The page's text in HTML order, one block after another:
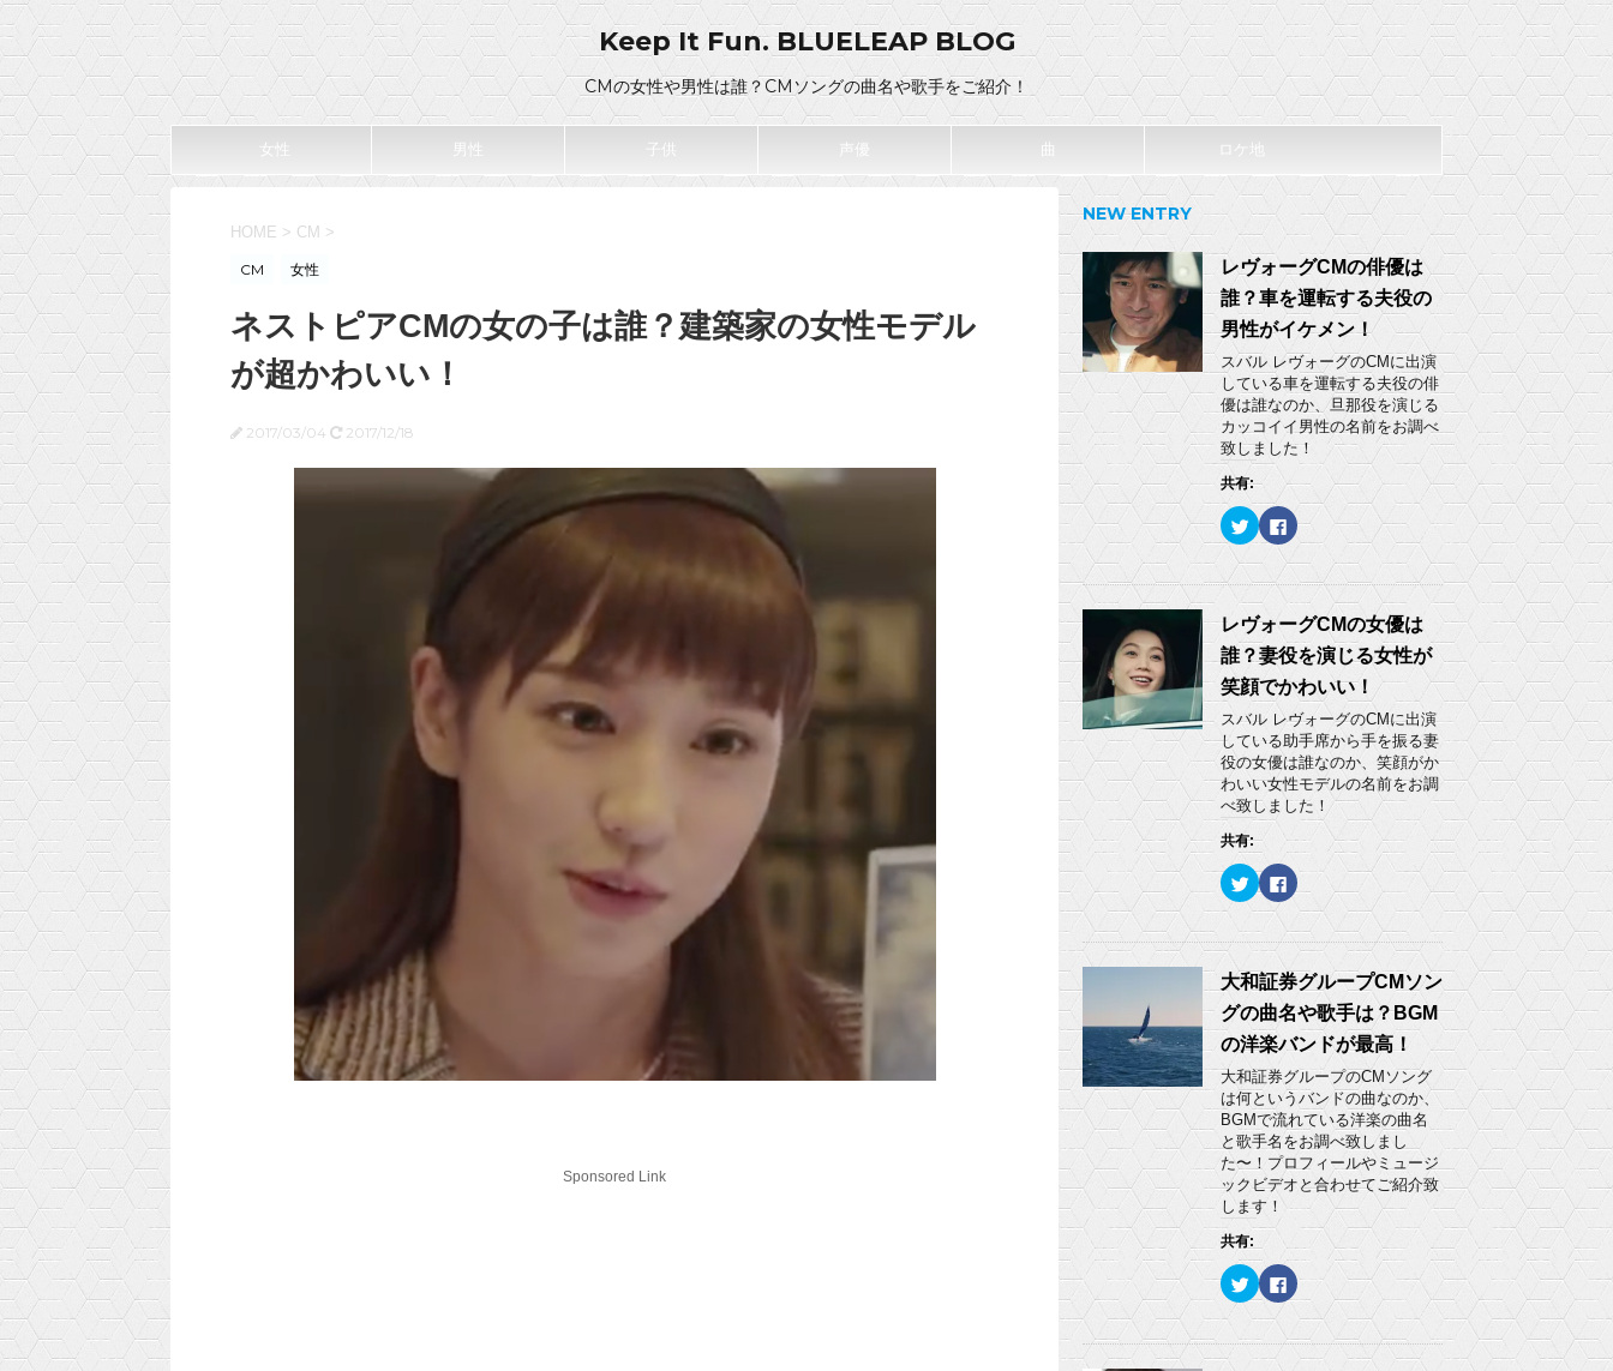
Keep It Fun. BLUELEAP BLOG
CMの女性や男性は誰？CMソングの曲名や歌手をご紹介！
女性 男性 子供 声優 曲 ロケ地
HOME > CM >
CM 女性
ネストピアCMの女の子は誰？建築家の女性モデル
が超かわいい！
2017/03/04 2017/12/18
Sponsored Link
NEW ENTRY
レヴォーグCMの俳優は
誰？車を運転する夫役の
男性がイケメン！
スバル レヴォーグのCMに出演
している車を運転する夫役の俳
優は誰なのか、旦那役を演じる
カッコイイ男性の名前をお調べ
致しました！
共有:
ク
リ
ク
し
T
w
i
t
t
e
r
で
共
有
新
し
い
ウ
ィ
ン
ド
ウ
で
開
き
す
)
F
a
e
o
k
で
共
有
す
る
に
は
ク
リ
ッ
ク
し
て
く
だ
さ
い
新
し
ウ
ィ
ン
ド
で
開
き
ま
す
)
レヴォーグCMの女優は
誰？妻役を演じる女性が
笑顔でかわいい！
スバル レヴォーグのCMに出演
している助手席から手を振る妻
役の女優は誰なのか、笑顔がか
わいい女性モデルの名前をお調
べ致しました！
共有:
ク
リ
ッ
し
て
w
i
t
t
e
r
で
共
有
(
新
し
い
ウ
ィ
ン
ド
ウ
で
開
き
ま
す
F
a
b
k
で
共
有
す
る
に
は
ク
リ
ッ
ク
し
て
く
だ
さ
い
新
し
い
ウ
ド
ウ
大和証券グループCMソン
グの曲名や歌手は？BGM
の洋楽バンドが最高！
大和証券グループのCMソング
は何というバンドの曲なのか、
BGMで流れている洋楽の曲名
と歌手名をお調べ致しまし
た〜！プロフィールやミュージ
ックビデオと合わせてご紹介致
します！
共有:
ク
リ
ク
し
F
a
b